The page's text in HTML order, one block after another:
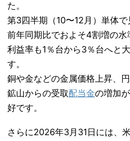
た。
第3四半期（10〜12月）単体
前年同期比でおよそ4割増の水
利益率も1％台から3％台へと
す。
銅や金などの金属価格上昇、
鉱山からの受取配当金の増加
好です。
さらに2026年3月31日には、